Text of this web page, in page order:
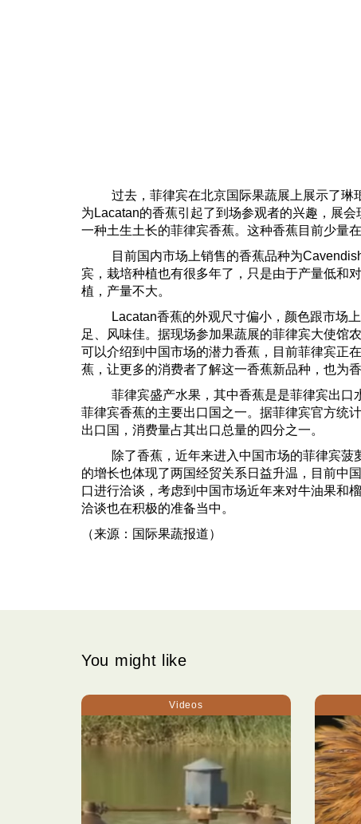
过去，菲律宾在北京国际果蔬展上展示了琳
为 Lacatan的香蕉引起了到场参观者的兴趣，展会
一种土生土长的菲律宾香蕉。这种香蕉目前少量
目前国内市场上销售的香蕉品种为
宾，栽培种植也有很多年了，只是由于产量低和
植，产量不大。
Lacatan香蕉的外观尺寸偏小，颜色跟市场
足、风味佳。据现场参加果蔬展的菲律宾大使馆
可以介绍到中国市场的潜力香蕉，目前菲律宾正
蕉，让更多的消费者了解这一香蕉新品种，也为
菲律宾盛产水果，其中香蕉是是菲律宾出
菲律宾香蕉的主要出口国之一。据菲律宾官方统计
出口国，消费量占其出口总量的四分之一。
除了香蕉，近年来进入中国市场的菲律宾
的增长也体现了两国经贸关系日益升温，目前中
口进行洽谈，考虑到中国市场近年来对牛油果和
洽谈也在积极的准备当中。
（来源：国际果蔬报道）
You might like
Videos